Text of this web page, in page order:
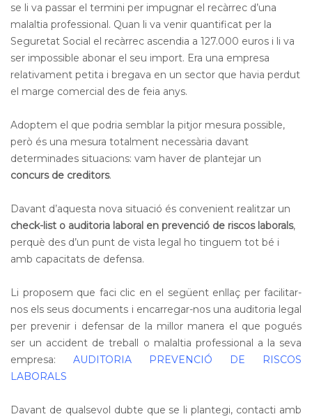
se li va passar el termini per impugnar el recàrrec d’una
malaltia professional. Quan li va venir quantificat per la
Seguretat Social el recàrrec ascendia a 127.000 euros i li va
ser impossible abonar el seu import. Era una empresa
relativament petita i bregava en un sector que havia perdut
el marge comercial des de feia anys.
Adoptem el que podria semblar la pitjor mesura possible,
però és una mesura totalment necessària davant
determinades situacions: vam haver de plantejar un
concurs de creditors.
Davant d’aquesta nova situació és convenient realitzar un
check-list o auditoria laboral en prevenció de riscos laborals,
perquè des d’un punt de vista legal ho tinguem tot bé i
amb capacitats de defensa.
Li proposem que faci clic en el següent enllaç per facilitar-
nos els seus documents i encarregar-nos una auditoria legal
per prevenir i defensar de la millor manera el que pogués
ser un accident de treball o malaltia professional a la seva
empresa: AUDITORIA PREVENCIÓ DE RISCOS
LABORALS
Davant de qualsevol dubte que se li plantegi, contacti amb